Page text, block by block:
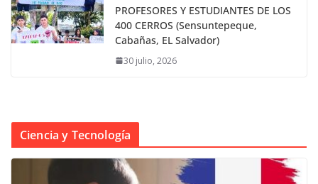
PROFESORES Y ESTUDIANTES DE LOS
400 CERROS (Sensuntepeque,
Cabañas, EL Salvador)
30 julio, 2026
Ciencia y Tecnología